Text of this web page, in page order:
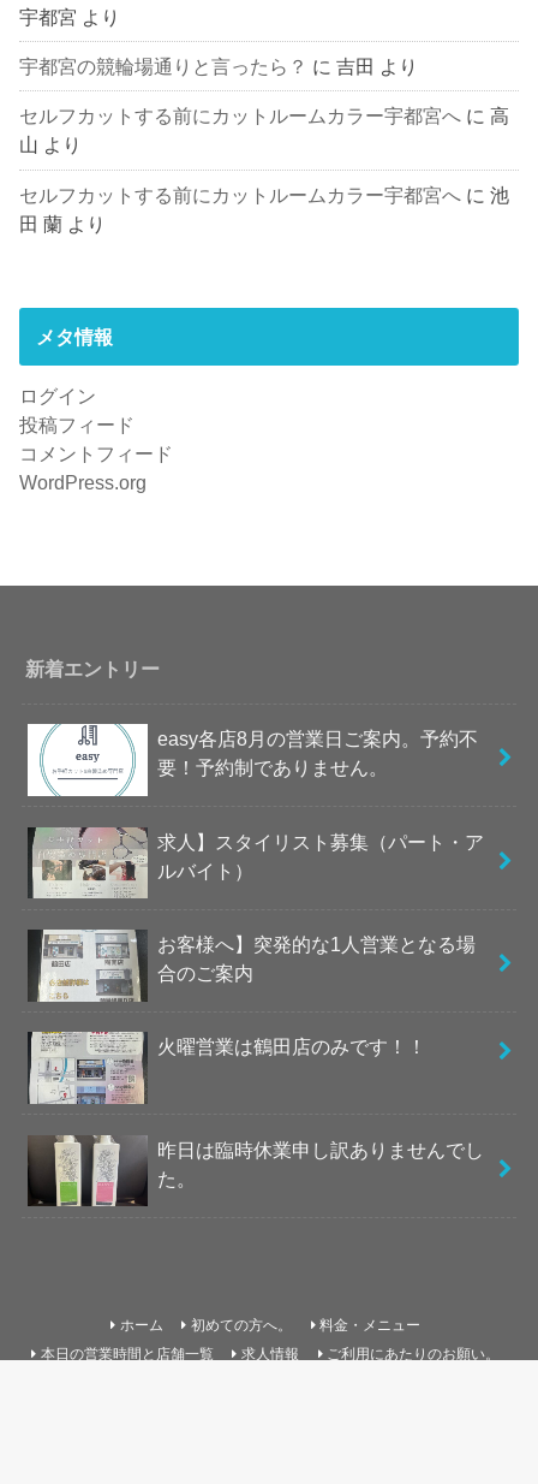
宇都宮 より
宇都宮の競輪場通りと言ったら？ に吉田 より
セルフカットする前にカットルームカラー宇都宮へ に高
山 より
セルフカットする前にカットルームカラー宇都宮へ に池
田 蘭 より
メタ情報
ログイン
投稿フィード
コメントフィード
WordPress.org
新着エントリー
easy各店8月の営業日ご案内。予約不
要！予約制でありません。
求人】スタイリスト募集（パート・ア
ルバイト）
お客様へ】突発的な1人営業となる場
合のご案内
火曜営業は鶴田店のみです！！
昨日は臨時休業申し訳ありませんでし
た。
ホーム 初めての方へ。
料金・メニュー
本日の営業時間と店舗一覧
求人情報
ご利用にあたりのお願い。